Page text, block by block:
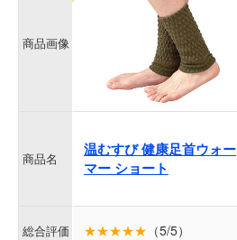
商品画像
商品名
温むすび 健康足首ウォー
マー ショート
総合評価 ★★★★★ （5/5）